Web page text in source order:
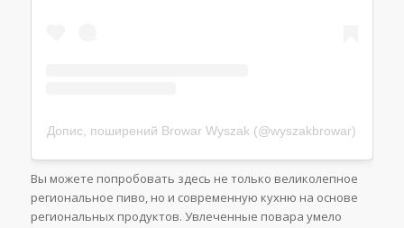
Допис, поширений Browar Wyszak (@wyszakbrowar)
Вы можете попробовать здесь не только великолепное
региональное пиво, но и современную кухню на основе
региональных продуктов. Увлеченные повара умело